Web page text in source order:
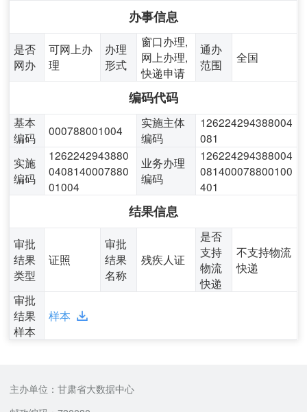
办事信息
是否
网办
可网上办
理
办理
形式
窗口办理,
网上办理,
快递申请
通办
范围
全国
编码代码
基本
编码
000788001004
实施主体
编码
126224294388004
081
实施
编码
1262242943880
0408140007880
01004
业务办理
编码
126224294388004
081400078800100
401
结果信息
审批
结果
类型
证照
审批
结果
名称
残疾人证
是否
支持
物流
快递
不支持物流
快递
审批
结果
样本
样本
主办单位：甘肃省大数据中心